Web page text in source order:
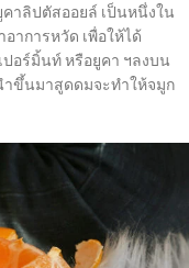
าลิปตัสออยล์ เป็นหนึ่งใน
าการหวัด เพื่อให้ได้
อร์มิ้นท์ หรือยูคา ฯลงบน
ำขึ้นมาสูดดมจะทำให้จมูก